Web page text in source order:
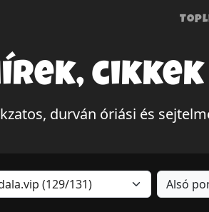
cikkek
durván óriási és
Alsó